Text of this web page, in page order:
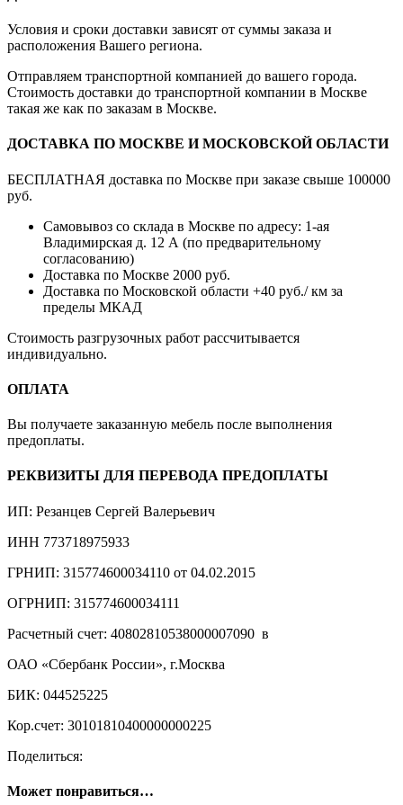
Условия и сроки доставки зависят от суммы заказа и
расположения Вашего региона.
Отправляем транспортной компанией до вашего города.
Стоимость доставки до транспортной компании в Москве
такая же как по заказам в Москве.
ДОСТАВКА ПО МОСКВЕ И МОСКОВСКОЙ ОБЛАСТИ
БЕСПЛАТНАЯ доставка по Москве при заказе свыше 100000
руб.
Самовывоз со склада в Москве по адресу: 1-ая
Владимирская д. 12 А (по предварительному
согласованию)
Доставка по Москве 2000 руб.
Доставка по Московской области +40 руб./ км за
пределы МКАД
Стоимость разгрузочных работ рассчитывается
индивидуально.
ОПЛАТА
Вы получаете заказанную мебель после выполнения
предоплаты.
РЕКВИЗИТЫ ДЛЯ ПЕРЕВОДА ПРЕДОПЛАТЫ
ИП: Резанцев Сергей Валерьевич
ИНН 773718975933
ГРНИП: 315774600034110 от 04.02.2015
ОГРНИП: 315774600034111
Расчетный счет: 40802810538000007090 в
ОАО «Сбербанк России», г.Москва
БИК: 044525225
Кор.счет: 30101810400000000225
Поделиться:
Может понравиться…